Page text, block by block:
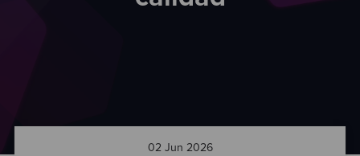
02 Jun 2026